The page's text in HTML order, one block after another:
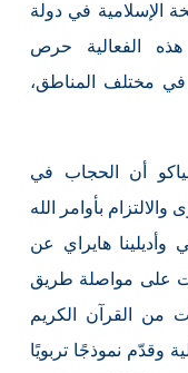
الإسلامية في دولة
هذه الفعالية حرص
في مختلف المناطق،
أن الحجاب في
بأوامر الله
وأديلينا هايراي عن
على مواصلة طريق
من القرآن الكريم
وقدّم نموذجًا تربويًا